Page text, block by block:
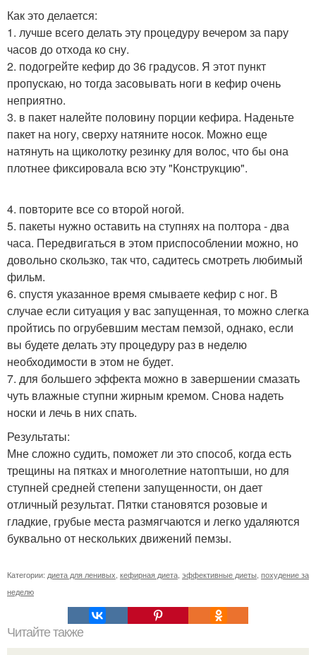
Как это делается:
1. лучше всего делать эту процедуру вечером за пару
часов до отхода ко сну.
2. подогрейте кефир до 36 градусов. Я этот пункт
пропускаю, но тогда засовывать ноги в кефир очень
неприятно.
3. в пакет налейте половину порции кефира. Наденьте
пакет на ногу, сверху натяните носок. Можно еще
натянуть на щиколотку резинку для волос, что бы она
плотнее фиксировала всю эту "Конструкцию".
4. повторите все со второй ногой.
5. пакеты нужно оставить на ступнях на полтора - два
часа. Передвигаться в этом приспособлении можно, но
довольно скользко, так что, садитесь смотреть любимый
фильм.
6. спустя указанное время смываете кефир с ног. В
случае если ситуация у вас запущенная, то можно слегка
пройтись по огрубевшим местам пемзой, однако, если
вы будете делать эту процедуру раз в неделю
необходимости в этом не будет.
7. для большего эффекта можно в завершении смазать
чуть влажные ступни жирным кремом. Снова надеть
носки и лечь в них спать.
Результаты:
Мне сложно судить, поможет ли это способ, когда есть
трещины на пятках и многолетние натоптыши, но для
ступней средней степени запущенности, он дает
отличный результат. Пятки становятся розовые и
гладкие, грубые места размягчаются и легко удаляются
буквально от нескольких движений пемзы.
Категории: диета для ленивых кефирная диета эффективные диеты похудение за
неделю
Читайте также